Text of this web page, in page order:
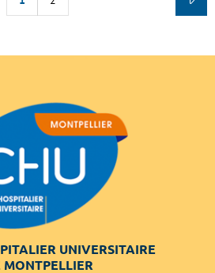
UNIVERSITAIRE
MONTPELLIER